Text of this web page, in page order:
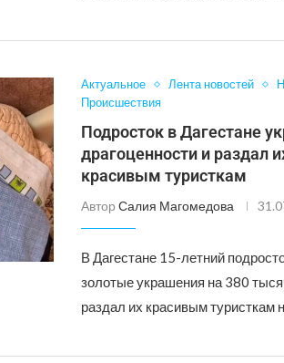
Актуальное Лента новостей
Происшествия
Подросток в Дагестане
драгоценности и раздал
красивым туристкам
АвторСалия Магомедова
В Дагестане 15-летний
золотые украшения на 380
раздал их красивым туристкам